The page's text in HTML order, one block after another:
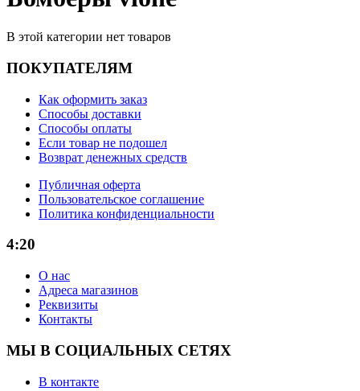
В этой категории нет товаров
ПОКУПАТЕЛЯМ
Как оформить заказ
Способы доставки
Способы оплаты
Если товар не подошел
Возврат денежных средств
Публичная оферта
Пользовательское соглашение
Политика конфиденциальности
4:20
О нас
Адреса магазинов
Реквизиты
Контакты
МЫ В СОЦИАЛЬНЫХ СЕТЯХ
В контакте